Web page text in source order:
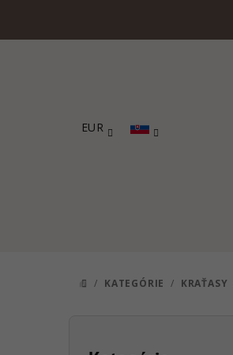
EUR
DOMOV
/ KATEGÓRIE / KRAŤASY